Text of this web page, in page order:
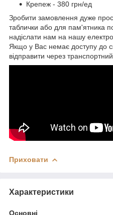
Крепеж - 380 грн/ед
Зробити замовлення дуже
таблички або для пам'ятника
надіслати нам на нашу
Якщо у Вас немає доступу до
відправити через
Приховати
Характеристики
Основні